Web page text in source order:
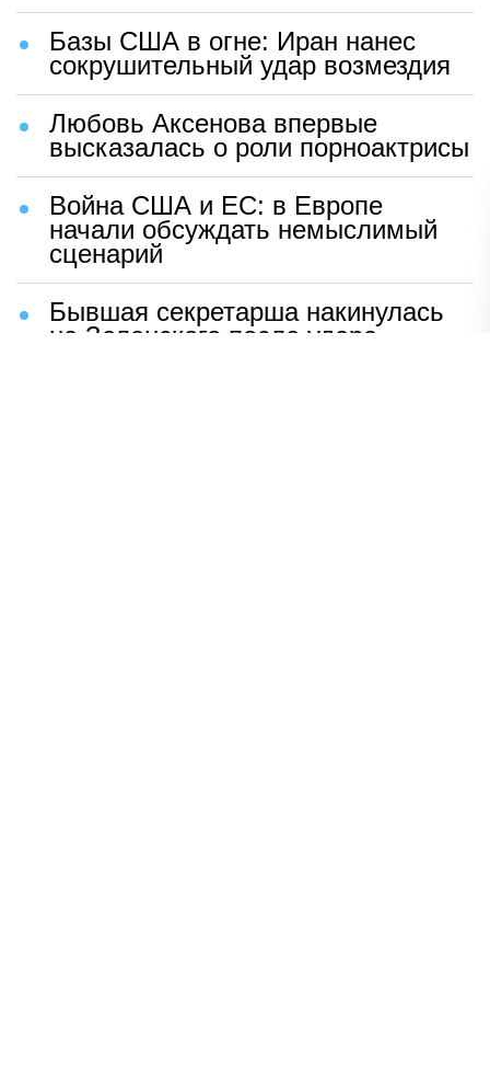
Базы США в огне: Иран нанес
сокрушительный удар возмездия
Любовь Аксенова впервые
высказалась о роли порноактрисы
Война США и ЕС: в Европе
начали обсуждать немыслимый
сценарий
Бывшая секретарша накинулась
на Зеленского после удара